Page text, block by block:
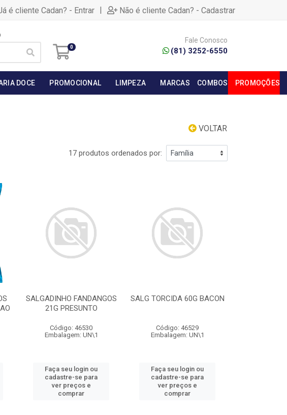
é cliente Cadan? - Entrar | Não é cliente Cadan? - Cadastrar
0
Fale Conosco
(81) 3252-6550
DOCE PROMOCIONAL LIMPEZA MARCAS COMBOS PROMOÇÕES
VOLTAR
17 produtos ordenados por:
SALGADINHO FANDANGOS
21G PRESUNTO
Código: 46530
Embalagem: UN\1
Faça seu login ou
cadastre-se para
ver preços e
comprar
SALG TORCIDA 60G BACON
Código: 46529
Embalagem: UN\1
Faça seu login ou
cadastre-se para
ver preços e
comprar